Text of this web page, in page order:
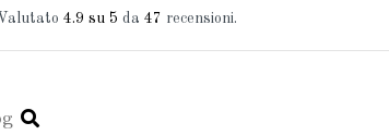
4.9 su 5 da47 recensioni.